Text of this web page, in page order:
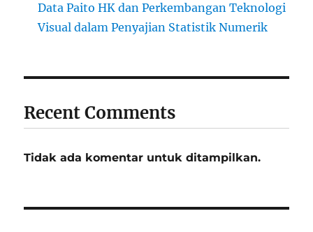
Data Paito HK dan Perkembangan Teknologi
Visual dalam Penyajian Statistik Numerik
Recent Comments
Tidak ada komentar untuk ditampilkan.